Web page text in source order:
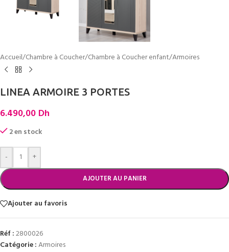
Accueil/Chambre à Coucher/Chambre à Coucher enfant/Armoires
LINEA ARMOIRE 3 PORTES
6.490,00 Dh
2 en stock
- +
AJOUTER AU PANIER
Ajouter au favoris
Réf :2800026
Catégorie :Armoires